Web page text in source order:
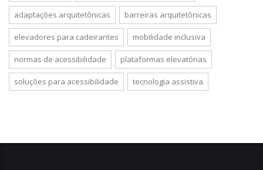
adaptações arquitetônicas barreiras arquitetônicas
elevadores para cadeirantes mobilidade inclusiva
normas de acessibilidade plataformas elevatórias
soluções para acessibilidade tecnologia assistiva